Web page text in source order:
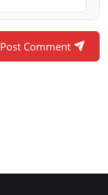
Post Comment